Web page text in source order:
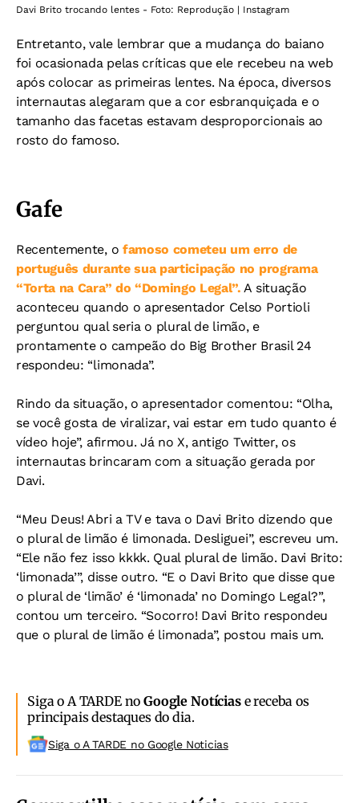
Davi Brito trocando lentes - Foto: Reprodução | Instagram
Entretanto, vale lembrar que a mudança do baiano
foi ocasionada pelas críticas que ele recebeu na web
após colocar as primeiras lentes. Na época, diversos
internautas alegaram que a cor esbranquiçada e o
tamanho das facetas estavam desproporcionais ao
rosto do famoso.
Gafe
Recentemente, o famoso cometeu um erro de
português durante sua participação no programa
“Torta na Cara” do “Domingo Legal”. A situação
aconteceu quando o apresentador Celso Portioli
perguntou qual seria o plural de limão, e
prontamente o campeão do Big Brother Brasil 24
respondeu: “limonada”.
Rindo da situação, o apresentador comentou: “Olha,
se você gosta de viralizar, vai estar em tudo quanto é
vídeo hoje”, afirmou. Já no X, antigo Twitter, os
internautas brincaram com a situação gerada por
Davi.
“Meu Deus! Abri a TV e tava o Davi Brito dizendo que
o plural de limão é limonada. Desliguei”, escreveu um.
“Ele não fez isso kkkk. Qual plural de limão. Davi Brito:
‘limonada’”, disse outro. “E o Davi Brito que disse que
o plural de ‘limão’ é ‘limonada’ no Domingo Legal?”,
contou um terceiro. “Socorro! Davi Brito respondeu
que o plural de limão é limonada”, postou mais um.
Siga o A TARDE noGoogle Notíciase receba os
principais destaques do dia.
Siga o A TARDE no Google Noticias